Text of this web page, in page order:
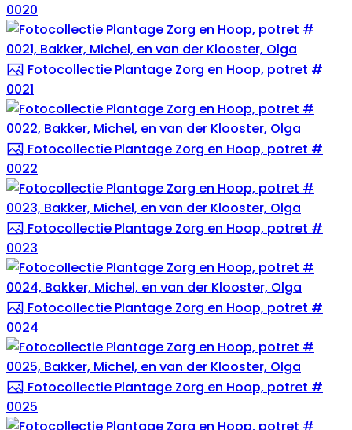
0020
Fotocollectie Plantage Zorg en Hoop, potret #
0021
Fotocollectie Plantage Zorg en Hoop, potret #
0022
Fotocollectie Plantage Zorg en Hoop, potret #
0023
Fotocollectie Plantage Zorg en Hoop, potret #
0024
Fotocollectie Plantage Zorg en Hoop, potret #
0025